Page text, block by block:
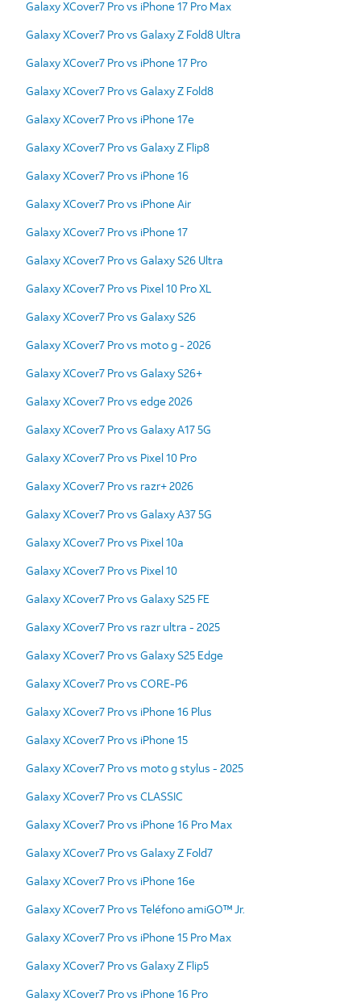
Galaxy XCover7 Pro vs iPhone 17 Pro Max
Galaxy XCover7 Pro vs Galaxy Z Fold8 Ultra
Galaxy XCover7 Pro vs iPhone 17 Pro
Galaxy XCover7 Pro vs Galaxy Z Fold8
Galaxy XCover7 Pro vs iPhone 17e
Galaxy XCover7 Pro vs Galaxy Z Flip8
Galaxy XCover7 Pro vs iPhone 16
Galaxy XCover7 Pro vs iPhone Air
Galaxy XCover7 Pro vs iPhone 17
Galaxy XCover7 Pro vs Galaxy S26 Ultra
Galaxy XCover7 Pro vs Pixel 10 Pro XL
Galaxy XCover7 Pro vs Galaxy S26
Galaxy XCover7 Pro vs moto g - 2026
Galaxy XCover7 Pro vs Galaxy S26+
Galaxy XCover7 Pro vs edge 2026
Galaxy XCover7 Pro vs Galaxy A17 5G
Galaxy XCover7 Pro vs Pixel 10 Pro
Galaxy XCover7 Pro vs razr+ 2026
Galaxy XCover7 Pro vs Galaxy A37 5G
Galaxy XCover7 Pro vs Pixel 10a
Galaxy XCover7 Pro vs Pixel 10
Galaxy XCover7 Pro vs Galaxy S25 FE
Galaxy XCover7 Pro vs razr ultra - 2025
Galaxy XCover7 Pro vs Galaxy S25 Edge
Galaxy XCover7 Pro vs CORE-P6
Galaxy XCover7 Pro vs iPhone 16 Plus
Galaxy XCover7 Pro vs iPhone 15
Galaxy XCover7 Pro vs moto g stylus - 2025
Galaxy XCover7 Pro vs CLASSIC
Galaxy XCover7 Pro vs iPhone 16 Pro Max
Galaxy XCover7 Pro vs Galaxy Z Fold7
Galaxy XCover7 Pro vs iPhone 16e
Galaxy XCover7 Pro vs Teléfono amiGO™ Jr.
Galaxy XCover7 Pro vs iPhone 15 Pro Max
Galaxy XCover7 Pro vs Galaxy Z Flip5
Galaxy XCover7 Pro vs iPhone 16 Pro